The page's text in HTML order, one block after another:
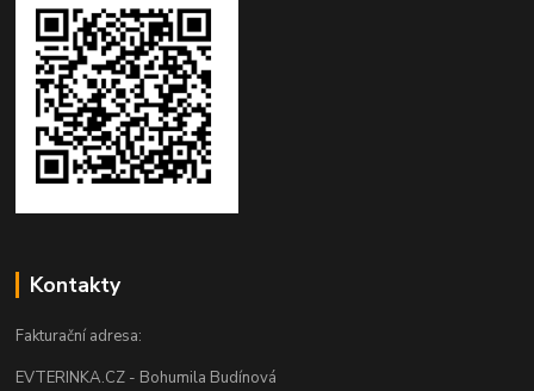
Kontakty
Fakturační adresa:
EVTERINKA.CZ - Bohumila Budínová